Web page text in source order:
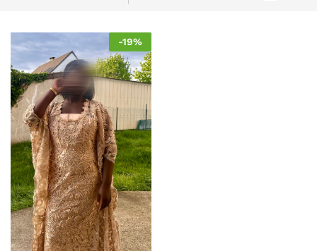
-19%